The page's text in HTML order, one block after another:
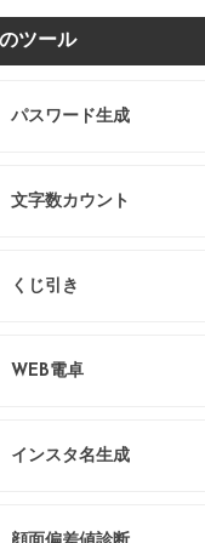
ツール
パスワード生成
文字数カウント
くじ引き
WEB電卓
インスタ名生成